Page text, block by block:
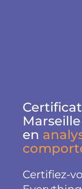
en
Certifiez-